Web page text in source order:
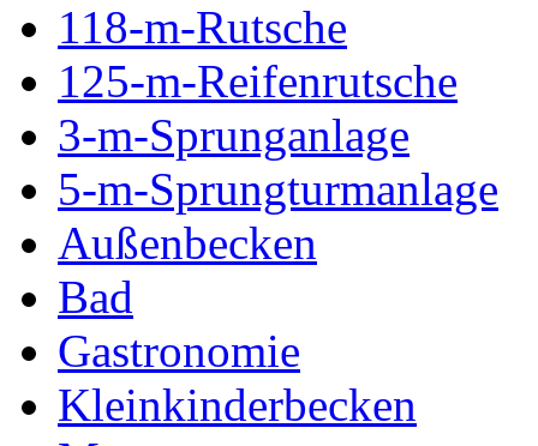
118-m-Rutsche
125-m-Reifenrutsche
3-m-Sprunganlage
5-m-Sprungturmanlage
Außenbecken
Bad
Gastronomie
Kleinkinderbecken